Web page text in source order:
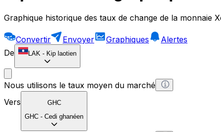
Graphique historique des taux de change de la monnaie
Convertir Envoyer Graphiques
Alertes
De
LAK - Kip laotien
Nous utilisons le taux moyen du marché
Vers
GHC
GHC - Cedi ghanéen